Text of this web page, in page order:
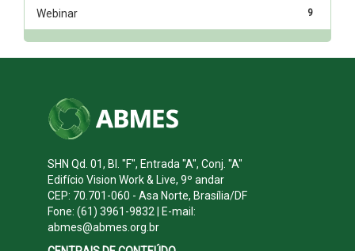
9
Webinar
SHN Qd. 01, Bl. "F", Entrada "A", Conj. "A"
Edifício Vision Work & Live, 9º andar
CEP: 70.701-060 - Asa Norte, Brasília/DF
Fone: (61) 3961-9832 | E-mail:
abmes@abmes.org.br